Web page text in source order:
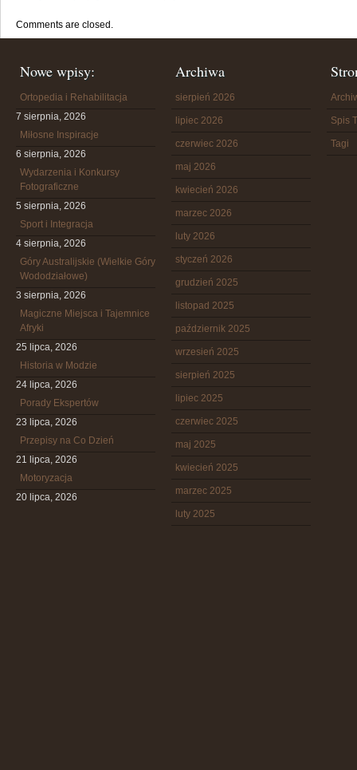
Comments are closed.
Nowe wpisy:
Ortopedia i Rehabilitacja
7 sierpnia, 2026
Miłosne Inspiracje
6 sierpnia, 2026
Wydarzenia i Konkursy
Fotograficzne
5 sierpnia, 2026
Sport i Integracja
4 sierpnia, 2026
Góry Australijskie (Wielkie Góry
Wododziałowe)
3 sierpnia, 2026
Magiczne Miejsca i Tajemnice
Afryki
25 lipca, 2026
Historia w Modzie
24 lipca, 2026
Porady Ekspertów
23 lipca, 2026
Przepisy na Co Dzień
21 lipca, 2026
Motoryzacja
20 lipca, 2026
Archiwa
sierpień 2026
lipiec 2026
czerwiec 2026
maj 2026
kwiecień 2026
marzec 2026
luty 2026
styczeń 2026
grudzień 2025
listopad 2025
październik 2025
wrzesień 2025
sierpień 2025
lipiec 2025
czerwiec 2025
maj 2025
kwiecień 2025
marzec 2025
luty 2025
Spis
Tagi